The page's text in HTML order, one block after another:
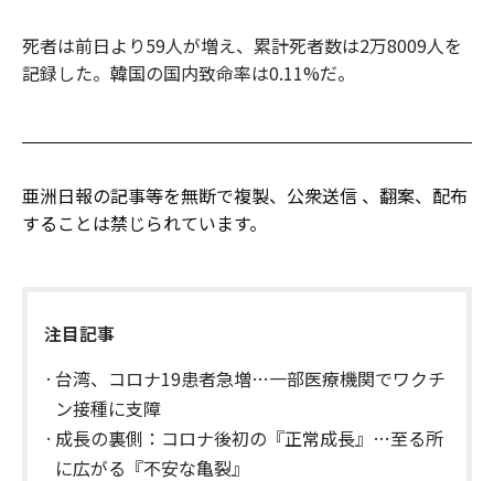
死者は前日より59人が増え、累計死者数は2万8009人を
記録した。韓国の国内致命率は0.11%だ。
亜洲日報の記事等を無断で複製、公衆送信 、翻案、配布
することは禁じられています。
注目記事
台湾、コロナ19患者急増…一部医療機関でワクチ
ン接種に支障
成長の裏側：コロナ後初の『正常成長』…至る所
に広がる『不安な亀裂』